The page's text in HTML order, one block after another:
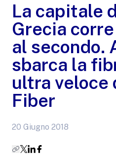
La capitale
Grecia
al secondo.
sbarca la
ultra veloce
Fiber
20 Giugno 2018